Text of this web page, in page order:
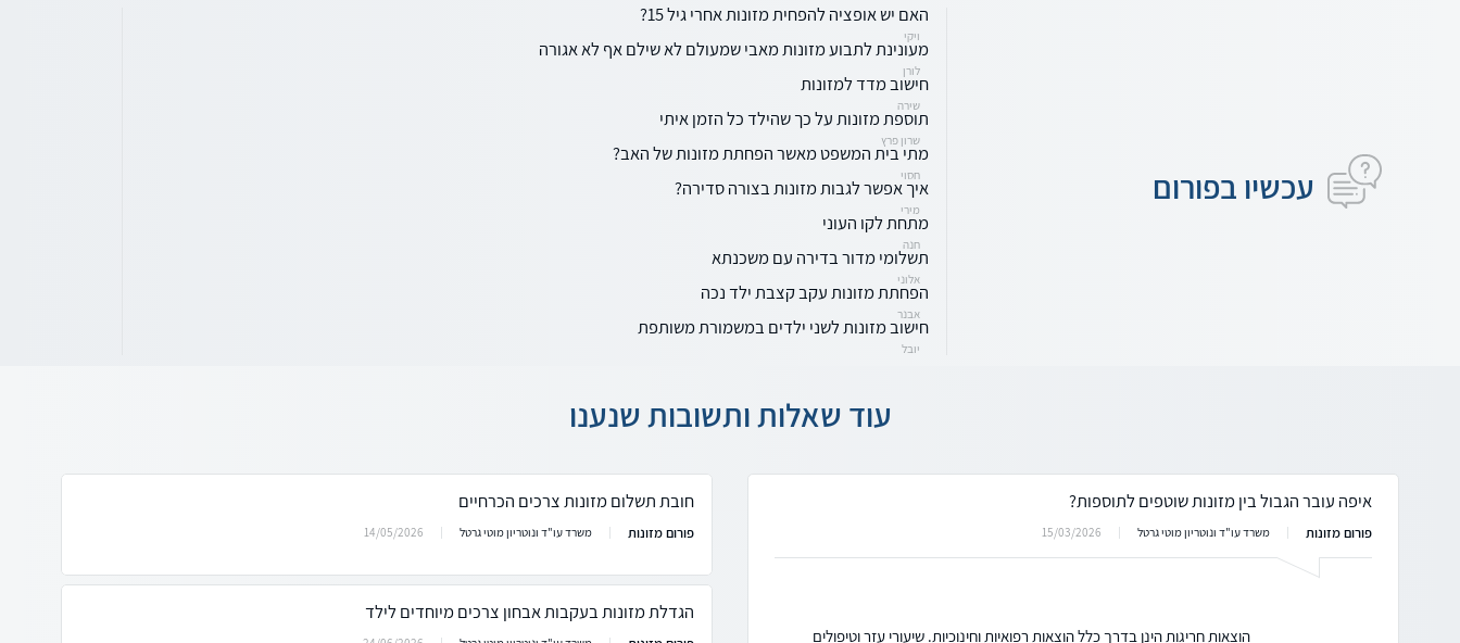
עכשיו בפורום
האם יש אופציה להפחית מזונות אחרי גיל 15?
ויקי
מעונינת לתבוע מזונות מאבי שמעולם לא שילם אף לא אגורה
לורן
חישוב מדד למזונות
שירה
תוספת מזונות על כך שהילד כל הזמן איתי
שרון פרץ
מתי בית המשפט מאשר הפחתת מזונות של האב?
חסוי
איך אפשר לגבות מזונות בצורה סדירה?
מירי
מתחת לקו העוני
חנה
תשלומי מדור בדירה עם משכנתא
אלוני
הפחתת מזונות עקב קצבת ילד נכה
אבנר
חישוב מזונות לשני ילדים במשמורת משותפת
יובל
עוד שאלות ותשובות שנענו
איפה עובר הגבול בין מזונות שוטפים לתוספות?
פורום מזונות משרד עו"ד ונוטריון מוטי גרטל 15/03/2026
הוצאות חריגות הינן בדרך כלל הוצאות רפואיות וחינוכיות. שיעורי עזר וטיפולים
חובת תשלום מזונות צרכים הכרחיים
פורום מזונות משרד עו"ד ונוטריון מוטי גרטל 14/05/2026
הגדלת מזונות בעקבות אבחון צרכים מיוחדים לילד